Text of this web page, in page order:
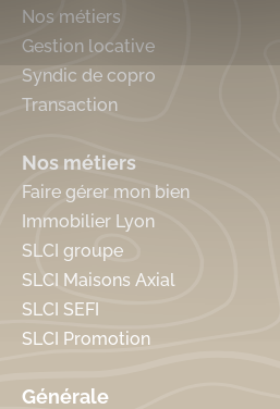
Nos métiers
Gestion locative
Syndic de copro
Transaction
Nos métiers
Faire gérer mon bien
Immobilier Lyon
SLCI groupe
SLCI Maisons Axial
SLCI SEFI
SLCI Promotion
Générale